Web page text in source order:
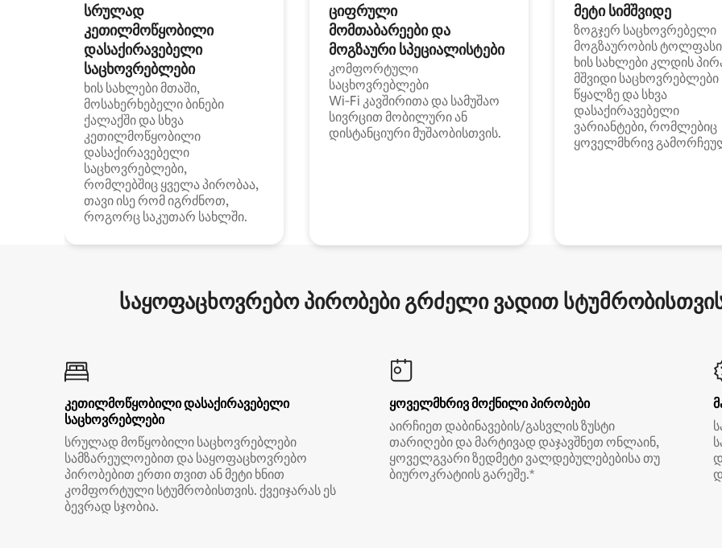
სრულად
კეთილმოწყობილი
დასაქირავებელი
საცხოვრებლები
ხის სახლები მთაში,
მოსახერხებელი ბინები
ქალაქში და სხვა
კეთილმოწყობილი
დასაქირავებელი
საცხოვრებლები,
რომლებშიც ყველა პირობაა,
თავი ისე რომ იგრძნოთ,
როგორც საკუთარ სახლში.
ციფრული
მომთაბარეები და
მოგზაური სპეციალისტები
კომფორტული
საცხოვრებლები
Wi‑Fi კავშირითა და სამუშაო
სივრცით მობილური ან
დისტანციური მუშაობისთვის.
მეტი სიმშვიდე
ზოგჯერ საცხოვრებელი
მოგზაურობის
ხის სახლები კლდის
მშვიდი საცხოვრებლები
წყალზე და სხვა
დასაქირავებელი
ვარიანტები, რომლებიც
ყოველმხრივ
საყოფაცხოვრებო პირობები გრძელი ვადით
კეთილმოწყობილი დასაქირავებელი
საცხოვრებლები
სრულად მოწყობილი საცხოვრებლები
სამზარეულოებით და საყოფაცხოვრებო
პირობებით ერთი თვით ან მეტი ხნით
კომფორტული სტუმრობისთვის. ქვეიჯარას ეს
ბევრად სჯობია.
ყოველმხრივ მოქნილი პირობები
აირჩიეთ დაბინავების/გასვლის ზუსტი
თარიღები და მარტივად დაჯავშნეთ ონლაინ,
ყოველგვარი ზედმეტი ვალდებულებებისა თუ
ბიუროკრატიის გარეშე.*